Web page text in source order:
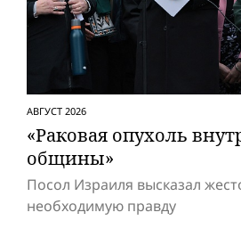
АВГУСТ 2026
«Раковая опухоль
общины»
Посол Израиля высказал
необходимую правду